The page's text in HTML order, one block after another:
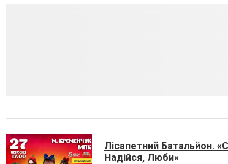
Лісапетний Батальйон.
Надійся, Люби»